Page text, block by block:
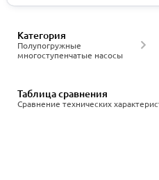
Полупогружные
многоступенчатые насосы
Категория
Сравнение технических
Таблица сравнения